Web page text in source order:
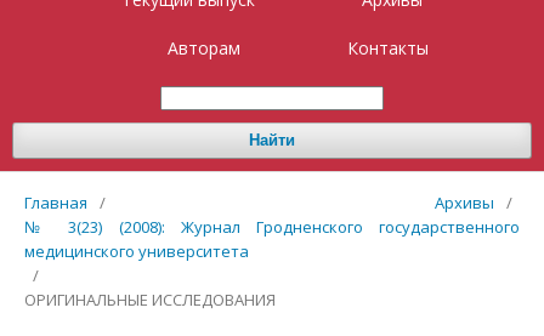
Авторам Контакты
Найти
Главная / Архивы
/
№ 3(23) (2008): Журнал Гродненского государственного
медицинского университета
/
ОРИГИНАЛЬНЫЕ ИССЛЕДОВАНИЯ